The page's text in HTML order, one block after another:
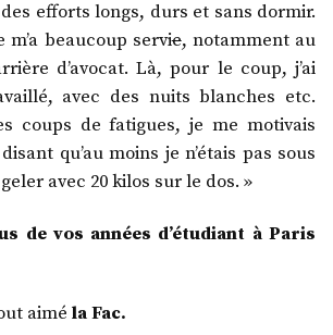
efforts longs, durs et sans dormir.
m’a beaucoup servie, notamment au
d’avocat. Là, pour le coup, j’ai
avec des nuits blanches etc.
coups de fatigues, je me motivais
qu’au moins je n’étais pas sous
avec 20 kilos sur le dos. »
de vos années d’étudiant à Paris
aimé la Fac.